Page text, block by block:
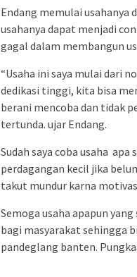
Endang memulai usahanya
usahanya dapat menjadi
gagal dalam membangun
“Usaha ini saya mulai dari
dedikasi tinggi, kita bisa
berani mencoba dan tidak
tertunda. ujar Endang.
Sudah saya coba usaha
perdagangan kecil jika
takut mundur karna
Semoga usaha apapun
bagi masyarakat sehingga
pandeglang banten.